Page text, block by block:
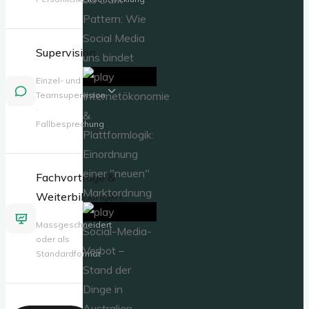
Supervision
Einzel- und
Teamsupervision
·
Fallbesprechung
Fachvorträge &
Weiterbildungen
Massgeschneidert
oder als
Standardformat
Pattern: Wie
Social Media
uns bindet
Internetökonomie
&
Plattformlogik:
Einordnung
einer "neuen"
Marktordnung
Social-Media-
Verbot –
Stand der
Dinge in